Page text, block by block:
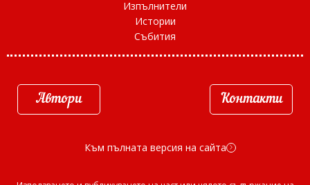
Изпълнители
Истории
Събития
Автори Контакти
Към пълната версия на сайта d